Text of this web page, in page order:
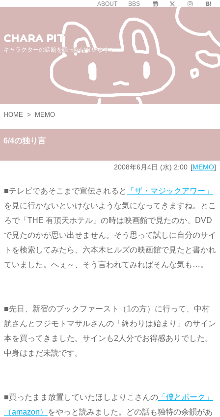
ABOUT BBS
CHARA PIT
キャラクターの話題を追っかけています。
HOME > MEMO
6/4の独り言
2008年6月4日 (水) 2:00 MEMO
■テレビであそこまで宣伝されると
「ザ・マジックアワー」
を見に行かないといけないような気になってきますね。とこ
ろで「THE 有頂天ホテル」の時は映画館で見たのか、DVD
で見たのかが思い出せません。そう思って試しに自分のサイ
トを検索してみたら、六本木ヒルズの映画館で見たと書かれ
ていました。へぇ～、そう言われてみればそんな気も…。
■先日、新宿のブックファースト（1の方）に行って、中村
航さんとフジモトマサルさんの「終わりは始まり」のサイン
本を買ってきました。サインも2人分でお得感ありでした。
中身はまだ未読です。
■買ったまま放置していたほしよりこさんの 「僕とポーク」
（amazon）
をやっと読みました。どの話も独特の余韻があ